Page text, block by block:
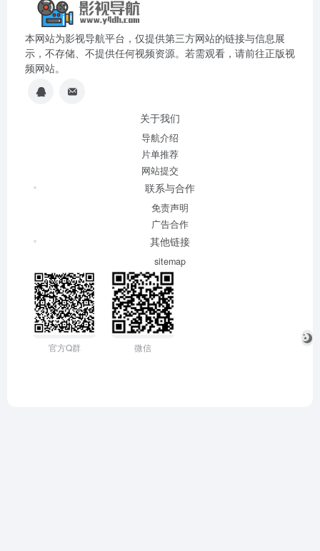
本网站为影视导航平台，仅提供第三方网站的链接与信息展
示，不存储、不提供任何视频资源。若需观看，请前往正版视
频网站。
关于我们
导航介绍
片单推荐
网站提交
联系与合作
免责声明
广告合作
其他链接
sitemap
官方Q群 微信